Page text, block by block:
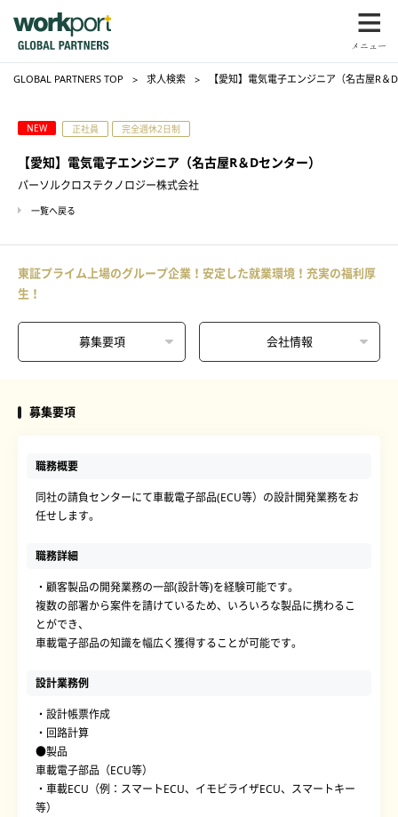
GLOBAL PARTNERS TOP 求人検索 【愛知】電気電子エンジニア（名古屋R
NEW 正社員 完全週休2日制
【愛知】電気電子エンジニア（名古屋R＆Dセンター）
パーソルクロステクノロジー株式会社
一覧へ戻る
東証プライム上場のグループ企業！安定した就業環境！充実の福利厚
生！
募集要項 会社情報
募集要項
職務概要
同社の請負センターにて車載電子部品(ECU等）の設計開発業務をお
任せします。
職務詳細
・顧客製品の開発業務の一部(設計等)を経験可能です。
複数の部署から案件を請けているため、いろいろな製品に携わるこ
とができ、
車載電子部品の知識を幅広く獲得することが可能です。
設計業務例
・設計帳票作成
・回路計算
●製品
車載電子部品（ECU等）
・車載ECU（例：スマートECU、イモビライザECU、スマートキー
等）